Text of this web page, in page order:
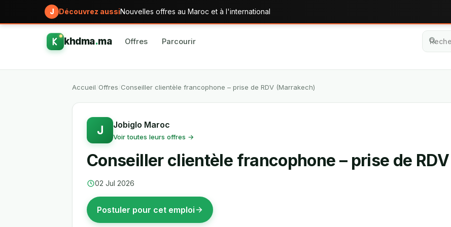
J Découvrez aussiNouvelles offres au Maroc et à l'international
khdma.ma Offres Parcourir
Accueil Offres Conseiller clientèle francophone – prise de RDV (Marrakech)
J Jobiglo Maroc
Voir toutes leurs offres →
Conseiller clientèle francophone – prise de
02 Jul 2026
Postuler pour cet emploi